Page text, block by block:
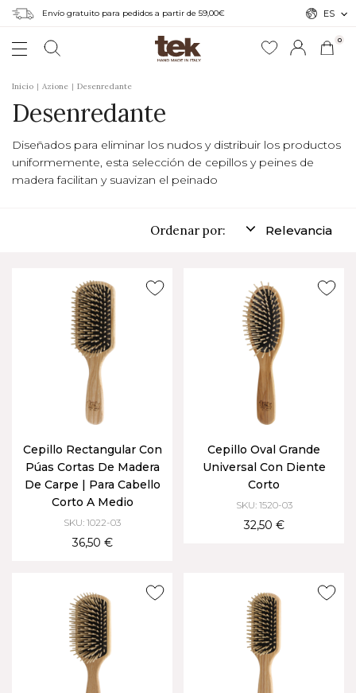
Envío gratuito para pedidos a partir de 59,00€
0
ES
Inicio Azione Desenredante
Desenredante
Diseñados para eliminar los nudos y distribuir los productos
uniformemente, esta selección de cepillos y peines de
madera facilitan y suavizan el peinado
Ordenar por: Relevancia
Cepillo Rectangular Con
Púas Cortas De Madera
De Carpe | Para Cabello
Corto A Medio
SKU: 1022-03
36,50 €
Cepillo Oval Grande
Universal Con Diente
Corto
SKU: 1520-03
32,50 €